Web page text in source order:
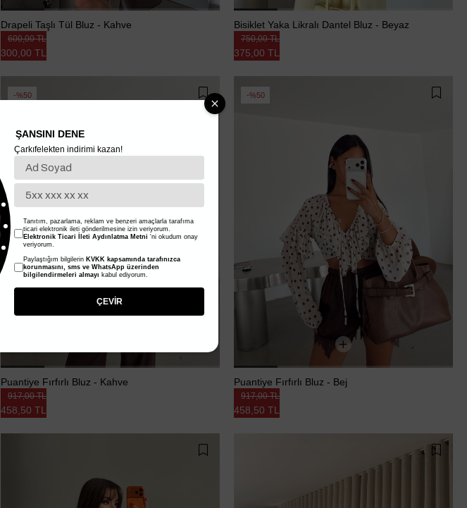
Drapeli Taşlı Tül Bluz - Kahve
300,00 TL
600,00 TL
Bisiklet Yaka Likralı Dantel Bluz - Beyaz
375,00 TL
750,00 TL
%50
Puantiye Fırfırlı Bluz - Kahve
458,50 TL
917,00 TL
%50
Puantiye Fırfırlı Bluz - Bej
458,50 TL
917,00 TL
ŞANSINI DENE
Çarkıfelekten indirimi kazan!
Tanıtım, pazarlama, reklam ve benzeri amaçlarla tarafıma
ticari elektronik ileti gönderilmesine izin veriyorum.
Elektronik Ticari İleti Aydınlatma Metni 'ni okudum onay
veriyorum.
Paylaştığım bilgilerin KVKK kapsamında tarafınızca
korunmasını, sms ve WhatsApp üzerinden
bilgilendirmeleri almayı kabul ediyorum.
ÇEVİR